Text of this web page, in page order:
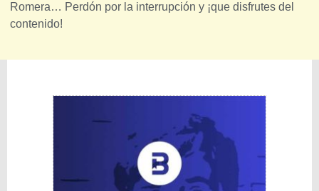
Romera… Perdón por la interrupción y ¡que disfrutes del
contenido!